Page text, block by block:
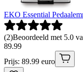
EKO Essential
(2)Beoordeeld met 5.0
89.99
Prijs: 89.99 euro